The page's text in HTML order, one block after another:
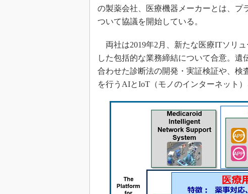
の製薬会社、医療機器メーカーとは、プ
ついて協議を開始している。
両社は2019年2月、新たな医療ITソリ
した包括的な業務締結について合意。
合わせた診断法の開発・実証検証や、
を行うAIとIoT（モノのインターネット